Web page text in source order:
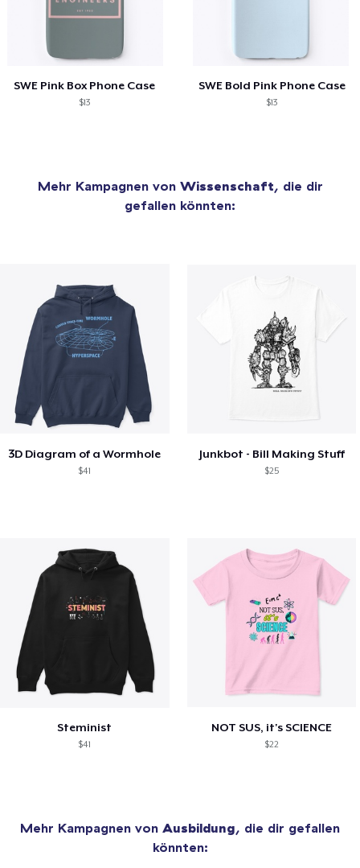
SWE Pink Box Phone Case
$13
SWE Bold Pink Phone Case
$13
Mehr Kampagnen von Wissenschaft, die dir
gefallen könnten:
3D Diagram of a Wormhole
$41
Junkbot - Bill Making Stuff
$25
Steminist
$41
NOT SUS, it's SCIENCE
$22
Mehr Kampagnen von Ausbildung, die dir gefallen
könnten: